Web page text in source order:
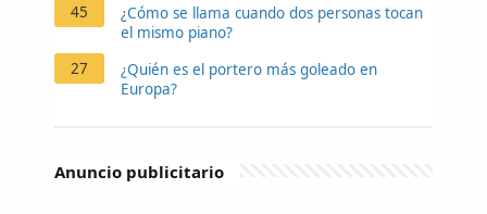
45
¿Cómo se llama cuando dos personas tocan
el mismo piano?
27
¿Quién es el portero más goleado en
Europa?
Anuncio publicitario